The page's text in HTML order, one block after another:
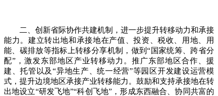
二、创新省际协作共建机制，进一步提升转移动力和承接
能力。建立转出地和承接地在产值、投资、税收、用地、用
能、碳排放等指标上转移分享机制，做到“国家统筹、跨省分
配”，激发东部地区产业转移动力。推广东部地区合作、援
建、托管以及“异地生产、统一经营”等园区开发建设运营模
式，提升边境地区承接产业转移能力。鼓励和支持承接地在转
出地设立“研发飞地”“科创飞地”，形成东西融合、协同共富的